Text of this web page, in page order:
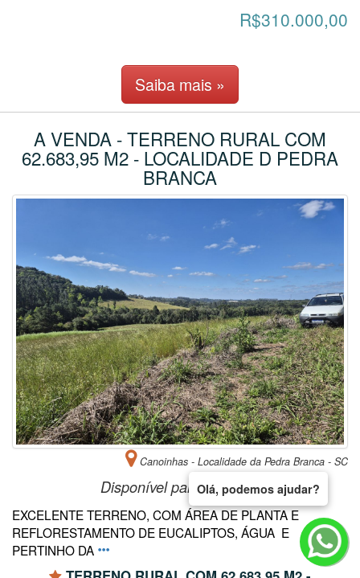
R$310.000,00
Saiba mais »
A VENDA - TERRENO RURAL COM
62.683,95 M2 - LOCALIDADE D PEDRA
BRANCA
Canoinhas - Localidade da Pedra Branca - SC
Disponível paraComprar
EXCELENTE TERRENO, COM ÁREA DE PLANTA E
REFLORESTAMENTO DE EUCALIPTOS, ÁGUA E
PERTINHO DA
Olá, podemos ajudar?